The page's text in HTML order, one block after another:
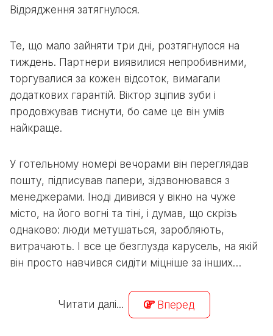
Відрядження затягнулося.
Те, що мало зайняти три дні, розтягнулося на
тиждень. Партнери виявилися непробивними,
торгувалися за кожен відсоток, вимагали
додаткових гарантій. Віктор зціпив зуби і
продовжував тиснути, бо саме це він умів
найкраще.
У готельному номері вечорами він переглядав
пошту, підписував папери, зідзвонювався з
менеджерами. Іноді дивився у вікно на чуже
місто, на його вогні та тіні, і думав, що скрізь
однаково: люди метушаться, заробляють,
витрачають. І все це безглузда карусель, на якій
він просто навчився сидіти міцніше за інших…
Читати далі... Вперед